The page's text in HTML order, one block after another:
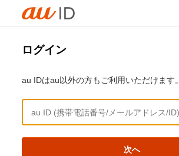
ログイン
au IDはau以外の方もご利用いただけます。
次へ